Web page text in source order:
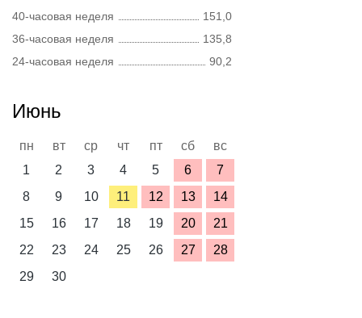
40-часовая неделя
151,0
36-часовая неделя
135,8
24-часовая неделя
90,2
Июнь
пн вт ср чт пт сб
вс
1
2 3 4 5 6
7
8
9 10 11 12 13
14
15
16 17 18 19 20
21
22
23 24 25 26 27
28
29
30